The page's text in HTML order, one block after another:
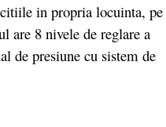
in propria locuinta, pe
are 8 nivele de reglare a
de presiune cu sistem de